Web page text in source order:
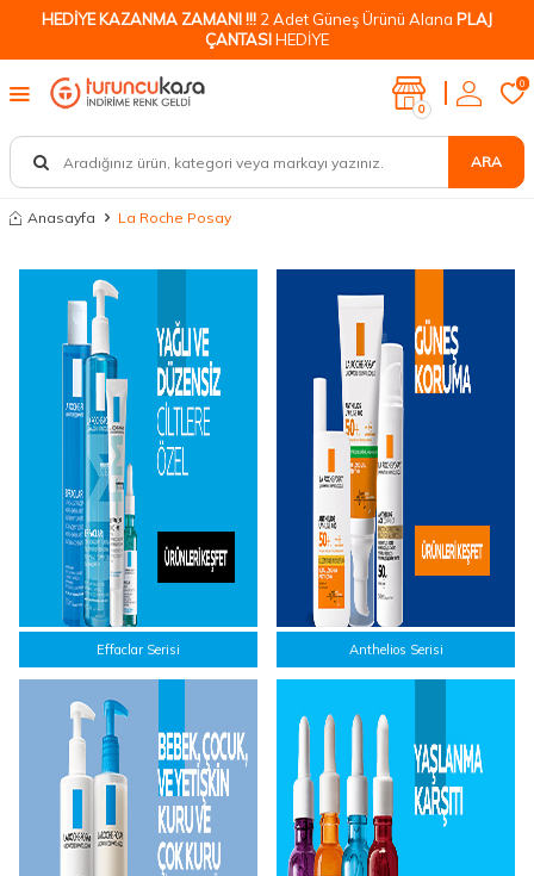
HEDİYE KAZANMA ZAMANI !!! 2 Adet Güneş Ürünü Alana PLAJ
ÇANTASIHEDİYE
ARA
0
0
Anasayfa La Roche Posay
Effaclar Serisi Anthelios Serisi